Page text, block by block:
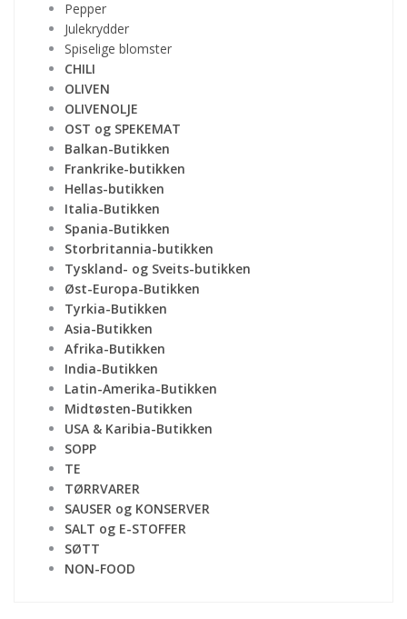
Pepper
Julekrydder
Spiselige blomster
CHILI
OLIVEN
OLIVENOLJE
OST og SPEKEMAT
Balkan-Butikken
Frankrike-butikken
Hellas-butikken
Italia-Butikken
Spania-Butikken
Storbritannia-butikken
Tyskland- og Sveits-butikken
Øst-Europa-Butikken
Tyrkia-Butikken
Asia-Butikken
Afrika-Butikken
India-Butikken
Latin-Amerika-Butikken
Midtøsten-Butikken
USA & Karibia-Butikken
SOPP
TE
TØRRVARER
SAUSER og KONSERVER
SALT og E-STOFFER
SØTT
NON-FOOD